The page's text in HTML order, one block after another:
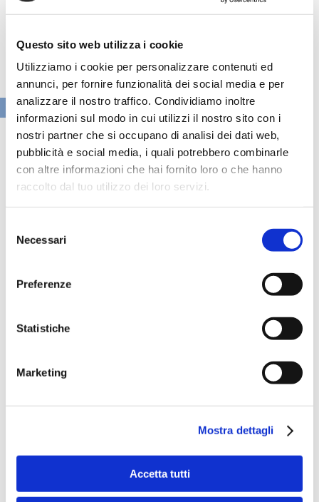
Questo sito web utilizza i cookie
Utilizziamo i cookie per personalizzare contenuti ed
annunci, per fornire funzionalità dei social media e per
analizzare il nostro traffico. Condividiamo inoltre
informazioni sul modo in cui utilizzi il nostro sito con i
nostri partner che si occupano di analisi dei dati web,
pubblicità e social media, i quali potrebbero combinarle
con altre informazioni che hai fornito loro o che hanno
raccolto dal tuo utilizzo dei loro servizi.
delNecessari
Preferenze
Statistiche
Marketing
Mostra dettagli
Accetta tutti
VAI ALLA SEZIONE BANCHE NEWS
Speciali eventi
Speciali eventi